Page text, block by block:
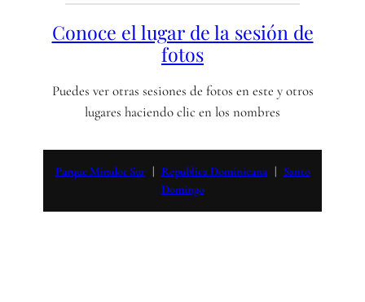
Conoce el lugar de la sesión de
fotos
Puedes ver otras sesiones de fotos en este y otros
lugares haciendo clic en los nombres
Parque Mirador Sur
   |
Republica Dominicana
   |
Santo
Domingo